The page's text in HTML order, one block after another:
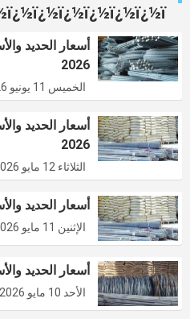
2026
الخميس 11 يونيو 2026
2026
الثلاثاء 12 مايو 2026
أسعار الحديد
الإثنين 11 مايو 2026
أسعار الحديد
الأحد 10 مايو 2026